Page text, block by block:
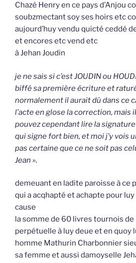
Chazé Henry en ce pays d’Anjou
soubzmectant soy ses hoirs etc
aujourd’huy vendu quicté ceddé
et encores etc vend etc
à Jehan Joudin
je ne sais si c’est JOUDIN ou
biffé sa première écriture et
normalement il aurait dû dans ce
l’acte en glose la correction, mais
pouvez cependant lire la
qui signe fort bien, et moi j’y vois
pas certaine que ce ne soit pas
Jean ».
demeuant en ladite paroisse à ce
qui a acqhapté et achapte pour
cause
la somme de 60 livres tournois
perpétuelle à luy deue et en quoy
homme Mathurin Charbonnier
sa femme et aussi damoyselle